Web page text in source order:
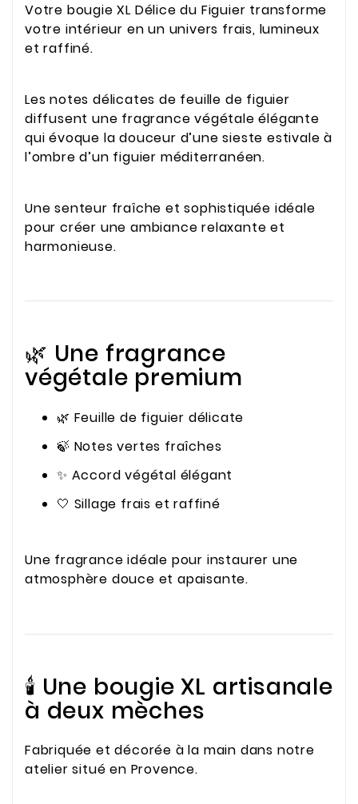
Votre bougie XL Délice du Figuier transforme
votre intérieur en un univers frais, lumineux
et raffiné.
Les notes délicates de feuille de figuier
diffusent une fragrance végétale élégante
qui évoque la douceur d’une sieste estivale à
l’ombre d’un figuier méditerranéen.
Une senteur fraîche et sophistiquée idéale
pour créer une ambiance relaxante et
harmonieuse.
🌿 Une fragrance
végétale premium
🌿 Feuille de figuier délicate
🍃 Notes vertes fraîches
✨ Accord végétal élégant
🤍 Sillage frais et raffiné
Une fragrance idéale pour instaurer une
atmosphère douce et apaisante.
🕯️ Une bougie XL artisanale
à deux mèches
Fabriquée et décorée à la main dans notre
atelier situé en Provence.